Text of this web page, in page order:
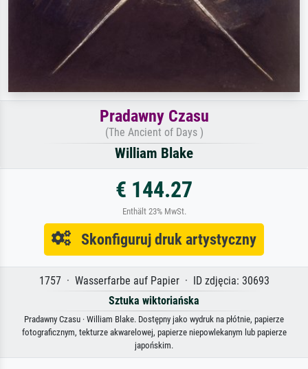
Pradawny Czasu
(The Ancient of Days )
William Blake
€ 144.27
Enthält 23% MwSt.
Skonfiguruj druk artystyczny
1757 · Wasserfarbe auf Papier · ID zdjęcia: 30693
Sztuka wiktoriańska
Pradawny Czasu · William Blake. Dostępny jako wydruk na płótnie, papierze
fotograficznym, tekturze akwarelowej, papierze niepowlekanym lub papierze
japońskim.